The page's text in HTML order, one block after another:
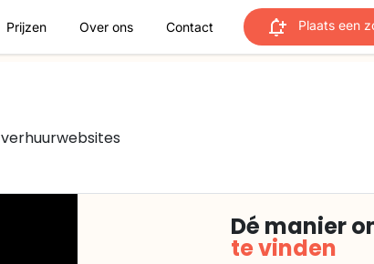
Prijzen Over ons Contact Plaats een
verhuurwebsites
Dé manier
te vinden